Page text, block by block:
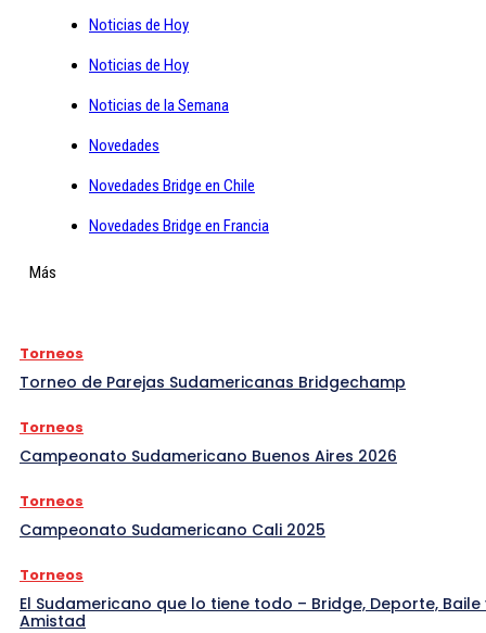
Noticias de Hoy
Noticias de Hoy
Noticias de la Semana
Novedades
Novedades Bridge en Chile
Novedades Bridge en Francia
Más
Torneos
Torneo de Parejas Sudamericanas Bridgechamp
Torneos
Campeonato Sudamericano Buenos Aires 2026
Torneos
Campeonato Sudamericano Cali 2025
Torneos
El Sudamericano que lo tiene todo – Bridge, Deporte, Baile
Amistad